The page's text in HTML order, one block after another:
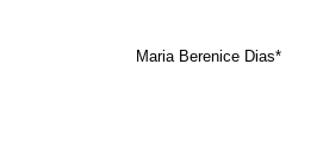
Maria Berenice Dias*